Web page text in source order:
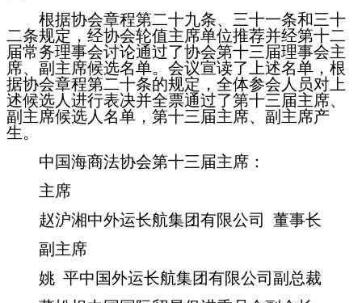
根据协会章程第二十九条、三十一条和三十
二条规定，经协会轮值主席单位推荐并经第十二
届常务理事会讨论通过了协会第十三届理事会主
席、副主席候选名单。会议宣读了上述名单，根
据协会章程第二十条的规定，全体参会人员对上
述候选人进行表决并全票通过了第十三届主席、
副主席候选人名单，第十三届主席、副主席产
生。
中国海商法协会第十三届主席：
主席
赵沪湘中外运长航集团有限公司 董事长
副主席
姚 平中国外运长航集团有限公司副总裁